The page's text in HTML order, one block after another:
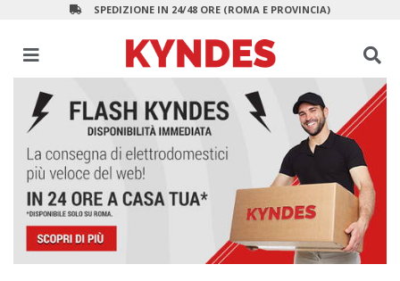
SPEDIZIONE IN 24/48 ORE (ROMA E PROVINCIA)